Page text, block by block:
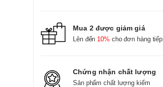
Mua 2 được giảm giá
Lên đến 10% cho đơn hàng tiếp
Chứng nhận chất lượng
Sản phẩm chất lượng kiểm